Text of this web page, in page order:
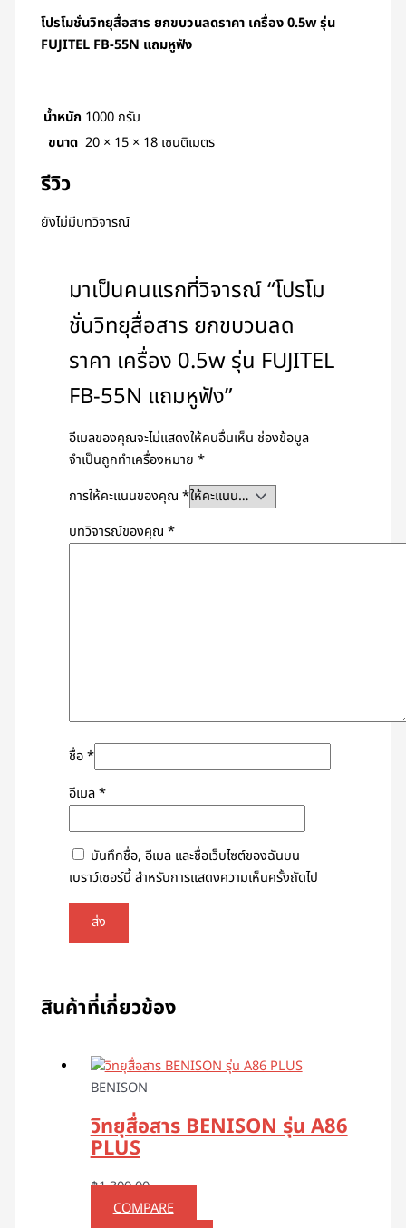
โปรโมชั่นวิทยุสื่อสาร ยกขบวนลดราคา เครื่อง 0.5w รุ่น
FUJITEL FB-55N แถมหูฟัง
น้ำหนัก 1000 กรัม
ขนาด 20 × 15 × 18 เซนติเมตร
รีวิว
ยังไม่มีบทวิจารณ์
มาเป็นคนแรกที่วิจารณ์ “โปรโม
ชั่นวิทยุสื่อสาร ยกขบวนลด
ราคา เครื่อง 0.5w รุ่น FUJITEL
FB-55N แถมหูฟัง”
อีเมลของคุณจะไม่แสดงให้คนอื่นเห็น ช่องข้อมูล
จำเป็นถูกทำเครื่องหมาย*
การให้คะแนนของคุณ*
บทวิจารณ์ของคุณ*
ชื่อ*
อีเมล*
บันทึกชื่อ, อีเมล และชื่อเว็บไซต์ของฉันบน
เบราว์เซอร์นี้ สำหรับการแสดงความเห็นครั้งถัดไป
สินค้าที่เกี่ยวข้อง
BENISON
วิทยุสื่อสาร BENISON รุ่น A86
PLUS
฿1,300.00
COMPARE